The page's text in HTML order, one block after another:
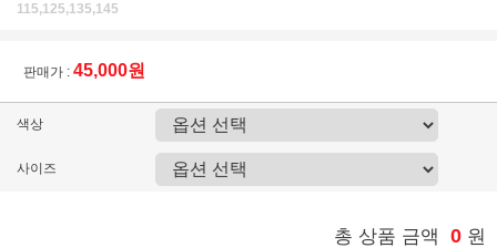
115,125,135,145
판매가 : 45,000원
색상
사이즈
총 상품 금액 0 원